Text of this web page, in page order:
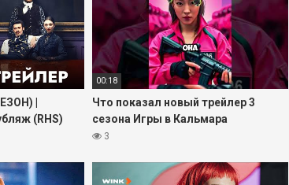
|
(RHS)
2025
00:18
Что показал новый трейлер 3
сезона Игры в Кальмара
3